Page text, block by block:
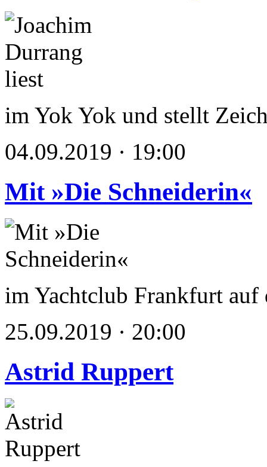
im Yok Yok und stellt
04.09.2019 · 19:00
Mit »Die Schneiderin«
im Yachtclub Frankfurt auf
25.09.2019 · 20:00
Astrid Ruppert